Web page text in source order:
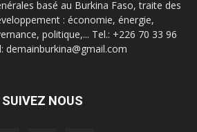
basé au Burkina Faso, traite des
: économie, énergie,
politique,... Tel.: +226 70 33 96
demainburkina@gmail.com
SUIVEZ NOUS